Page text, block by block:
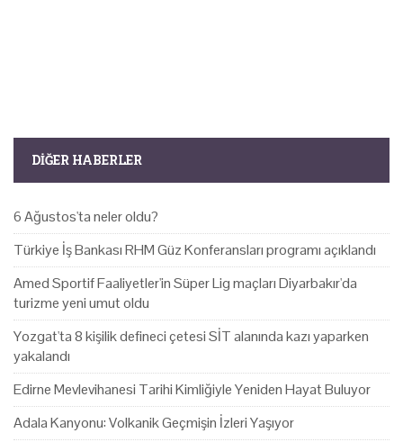
DIĞER HABERLER
6 Ağustos'ta neler oldu?
Türkiye İş Bankası RHM Güz Konferansları programı açıklandı
Amed Sportif Faaliyetler'in Süper Lig maçları Diyarbakır'da
turizme yeni umut oldu
Yozgat'ta 8 kişilik defineci çetesi SİT alanında kazı yaparken
yakalandı
Edirne Mevlevihanesi Tarihi Kimliğiyle Yeniden Hayat Buluyor
Adala Kanyonu: Volkanik Geçmişin İzleri Yaşıyor